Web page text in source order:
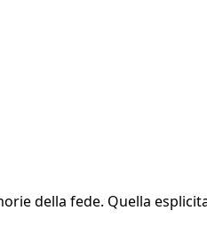
della fede. Quella